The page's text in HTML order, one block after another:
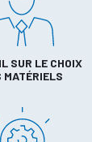
SUR LE CHOIX
MATÉRIELS